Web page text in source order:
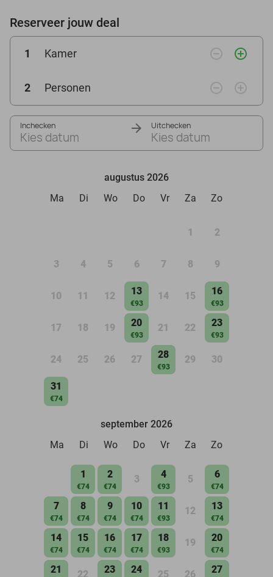
Reserveer jouw deal
1 Kamer remove_circle_outline add_circle_outline
2 Personen remove_circle_outline add_circle_outline
Inchecken
Kies datum
Uitchecken
Kies datum
augustus 2026
Ma
Di Wo Do Vr Za Zo
1 2
3 4 5 6 7 8 9
10 11 12 13
€93
14 15 16
€93
17 18 19 20
€93
21 22 23
€93
24 25 26 27 28
€93
29 30
31
€74
september 2026
Ma
Di Wo Do Vr Za Zo
1
€74
2
€74
3 4
€93
5 6
€74
7
€74
8
€74
9
€74
10
€74
11
€93
12 13
€74
14
€74
15
€74
16
€74
17
€74
18
€93
19 20
€74
21 22 23 24 25 26 27